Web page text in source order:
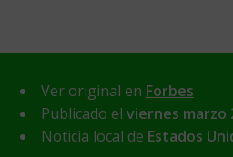
Ver original en Forbes
Publicado el viernes marzo
Noticia local de Estados